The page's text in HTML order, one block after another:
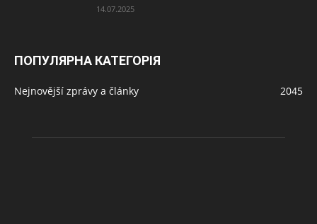
14.07.2025
ПОПУЛЯРНА КАТЕГОРІЯ
Nejnovější zprávy a články 2045